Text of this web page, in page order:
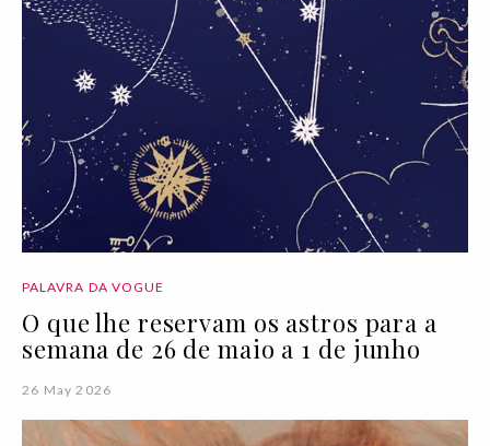
PALAVRA DA VOGUE
O que lhe reservam os astros para a
semana de 26 de maio a 1 de junho
26 May 2026